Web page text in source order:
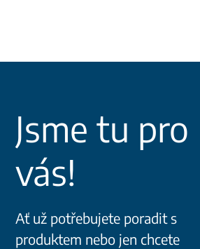
Jsme tu pro
vás!
Ať už potřebujete poradit s
produktem nebo jen chcete